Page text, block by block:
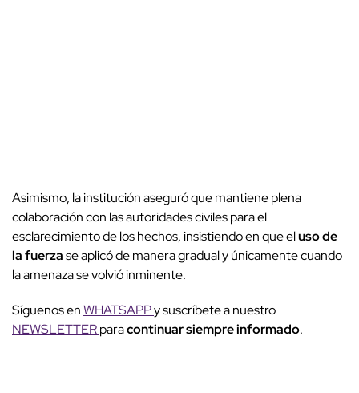
Asimismo, la institución aseguró que mantiene plena
colaboración con las autoridades civiles para el
esclarecimiento de los hechos, insistiendo en que eluso de
la fuerzase aplicó de manera gradual y únicamente cuando
la amenaza se volvió inminente.
Síguenos enWHATSAPPy suscríbete a nuestro
NEWSLETTERparacontinuar siempre informado.